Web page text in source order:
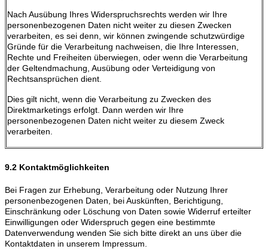
Nach Ausübung Ihres Widerspruchsrechts werden wir Ihre
personenbezogenen Daten nicht weiter zu diesen Zwecken
verarbeiten, es sei denn, wir können zwingende schutzwürdige
Gründe für die Verarbeitung nachweisen, die Ihre Interessen,
Rechte und Freiheiten überwiegen, oder wenn die Verarbeitung
der Geltendmachung, Ausübung oder Verteidigung von
Rechtsansprüchen dient.
Dies gilt nicht, wenn die Verarbeitung zu Zwecken des
Direktmarketings erfolgt. Dann werden wir Ihre
personenbezogenen Daten nicht weiter zu diesem Zweck
verarbeiten.
9.2 Kontaktmöglichkeiten
Bei Fragen zur Erhebung, Verarbeitung oder Nutzung Ihrer
personenbezogenen Daten, bei Auskünften, Berichtigung,
Einschränkung oder Löschung von Daten sowie Widerruf erteilter
Einwilligungen oder Widerspruch gegen eine bestimmte
Datenverwendung wenden Sie sich bitte direkt an uns über die
Kontaktdaten in unserem Impressum.